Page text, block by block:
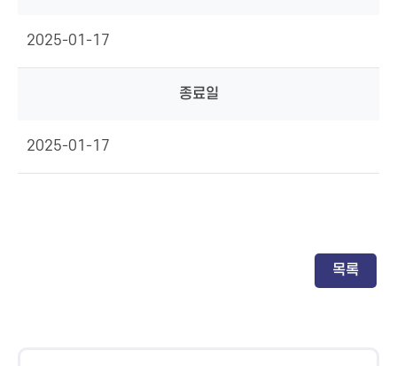
2025-01-17
종료일
2025-01-17
목록